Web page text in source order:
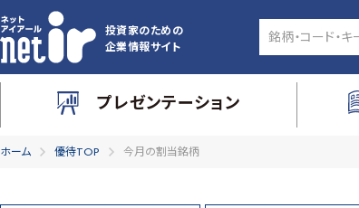
投資家のための
企業情報サイト
プレゼンテーション
ホーム 優待TOP 今月の割当銘柄